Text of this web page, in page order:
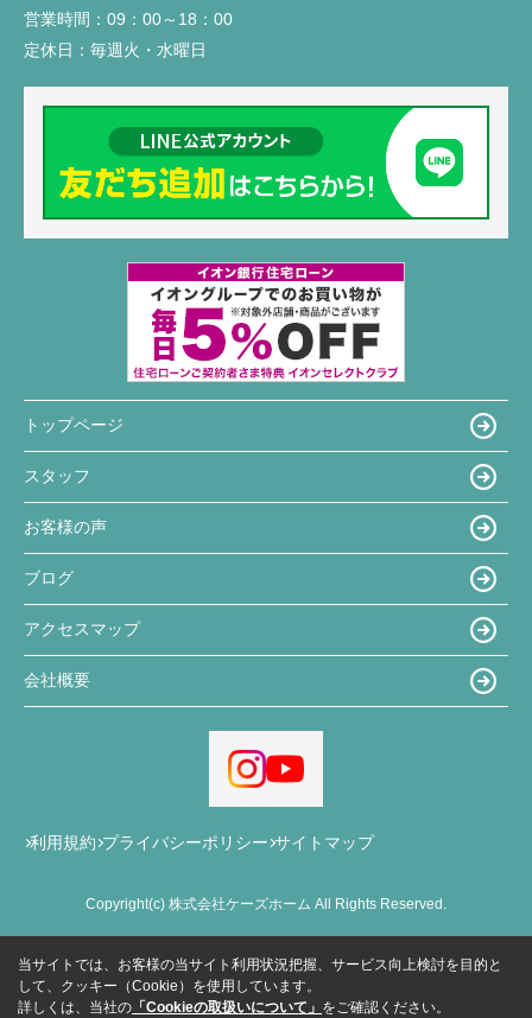
営業時間： 09：00～18：00
定休日： 毎週火・水曜日
トップページ
スタッフ
お客様の声
ブログ
アクセスマップ
会社概要
利用規約 プライバシーポリシー サイトマップ
Copyright(c) 株式会社ケーズホーム All Rights Reserved.
当サイトでは、お客様の当サイト利用状況把握、サービス向上検討を目的と
して、クッキー（Cookie）を使用しています。
詳しくは、当社の 「Cookieの取扱いについて」 をご確認ください。